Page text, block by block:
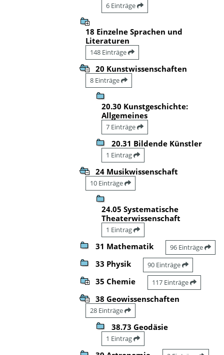
6 Einträge
18 Einzelne Sprachen und
Literaturen
148 Einträge
20 Kunstwissenschaften
8 Einträge
20.30 Kunstgeschichte:
Allgemeines
7 Einträge
20.31 Bildende Künstler
1 Eintrag
24 Musikwissenschaft
10 Einträge
24.05 Systematische
Theaterwissenschaft
1 Eintrag
31 Mathematik 96 Einträge
33 Physik 90 Einträge
35 Chemie 117 Einträge
38 Geowissenschaften
28 Einträge
38.73 Geodäsie
1 Eintrag